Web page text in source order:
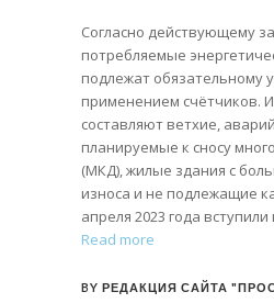
Согласно действующему
потребляемые
подлежат обязательному
применением счётчиков.
составляют ветхие,
планируемые к сносу
(МКД), жилые здания с
износа и не подлежащие
апреля 2023 года
Read more
BY РЕДАКЦИЯ САЙТА